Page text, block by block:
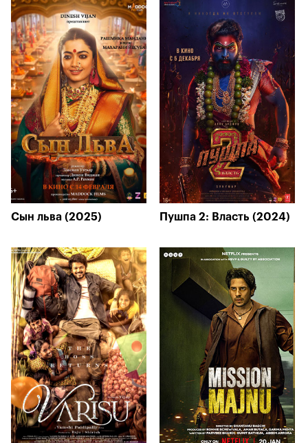
Сын льва (2025) Пушпа 2: Власть (2024)